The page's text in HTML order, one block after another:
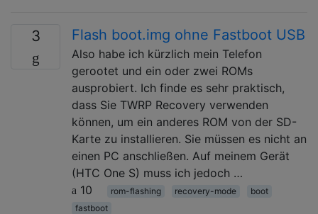
3 Flash boot.img ohne Fastboot USB
Also habe ich kürzlich mein Telefon
gerootet und ein oder zwei ROMs
ausprobiert. Ich finde es sehr praktisch,
dass Sie TWRP Recovery verwenden
können, um ein anderes ROM von der SD-
Karte zu installieren. Sie müssen es nicht an
einen PC anschließen. Auf meinem Gerät
(HTC One S) muss ich jedoch …
10
rom-flashing recovery-mode
boot
fastboot